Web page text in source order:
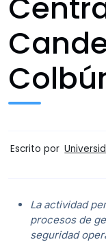
Escrito por
La actividad
procesos de
seguridad